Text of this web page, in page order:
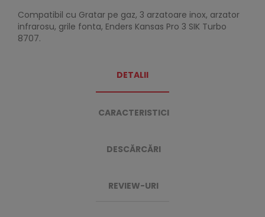
Compatibil cu Gratar pe gaz, 3 arzatoare inox, arzator
infrarosu, grile fonta, Enders Kansas Pro 3 SIK Turbo
8707.
DETALII
CARACTERISTICI
DESCĂRCĂRI
REVIEW-URI